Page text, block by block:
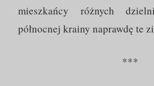
mieszkańcy różnych
północnej krainy naprawdę te
***